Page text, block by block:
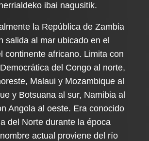
ibai nagusitik.
la República de Zambia
salida al mar ubicado en el
continente africano. Limita con
del Congo al norte,
Malaui y Mozambique al
y Botsuana al sur, Namibia al
Angola al oeste. Era conocido
del Norte durante la época
actual proviene del río